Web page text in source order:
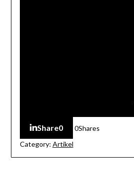
Share0 0Shares
Category: Artikel